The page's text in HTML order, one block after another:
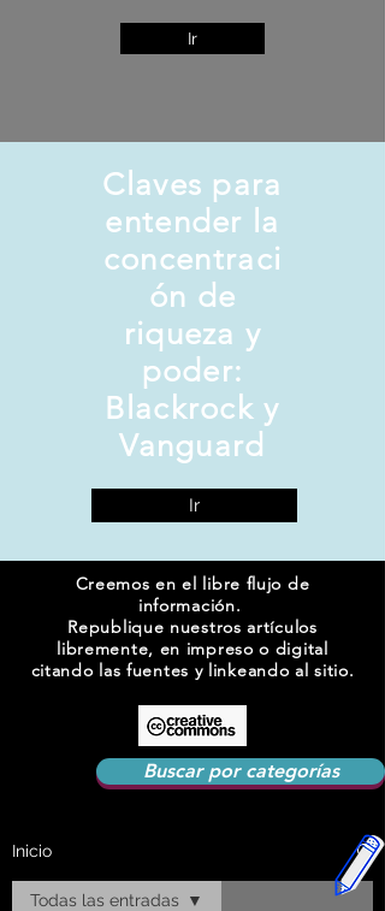
Ir
Claves para
entender la
concentraci
ón de
riqueza y
poder:
Blackrock y
Vanguard
Ir
Creemos en el libre flujo de
información.
Republique nuestros artículos
libremente, en impreso o digital
citando las fuentes y linkeando al sitio.
Buscar por categorías
Inicio
Todas las entradas